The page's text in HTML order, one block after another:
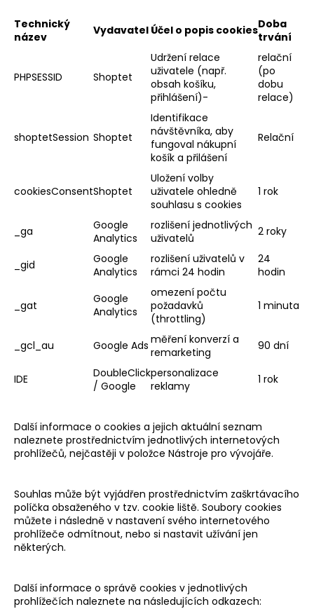
Technický
název
Vydavatel Účel o popis cookiesDoba
trvání
PHPSESSID Shoptet
Udržení relace
uživatele (např.
obsah košíku,
přihlášení)-
relační
(po
dobu
relace)
shoptetSession Shoptet
Identifikace
návštěvníka, aby
fungoval nákupní
košík a přilášení
Relační
cookiesConsentShoptet
Uložení volby
uživatele ohledně
souhlasu s cookies
1 rok
_ga
Google
Analytics
rozlišení jednotlivých
uživatelů
2 roky
_gid
Google
Analytics
rozlišení uživatelů v
rámci 24 hodin
24
hodin
_gat
Google
Analytics
omezení počtu
požadavků
(throttling)
1 minuta
_gcl_au Google Ads měření konverzí a
remarketing
90 dní
IDE
DoubleClick
/ Google
personalizace
reklamy
1 rok
Další informace o cookies a jejich aktuální seznam
naleznete prostřednictvím jednotlivých internetových
prohlížečů, nejčastěji v položce Nástroje pro vývojáře.
Souhlas může být vyjádřen prostřednictvím zaškrtávacího
políčka obsaženého v tzv. cookie liště. Soubory cookies
můžete i následně v nastavení svého internetového
prohlížeče odmítnout, nebo si nastavit užívání jen
některých.
Další informace o správě cookies v jednotlivých
prohlížečích naleznete na následujících odkazech: